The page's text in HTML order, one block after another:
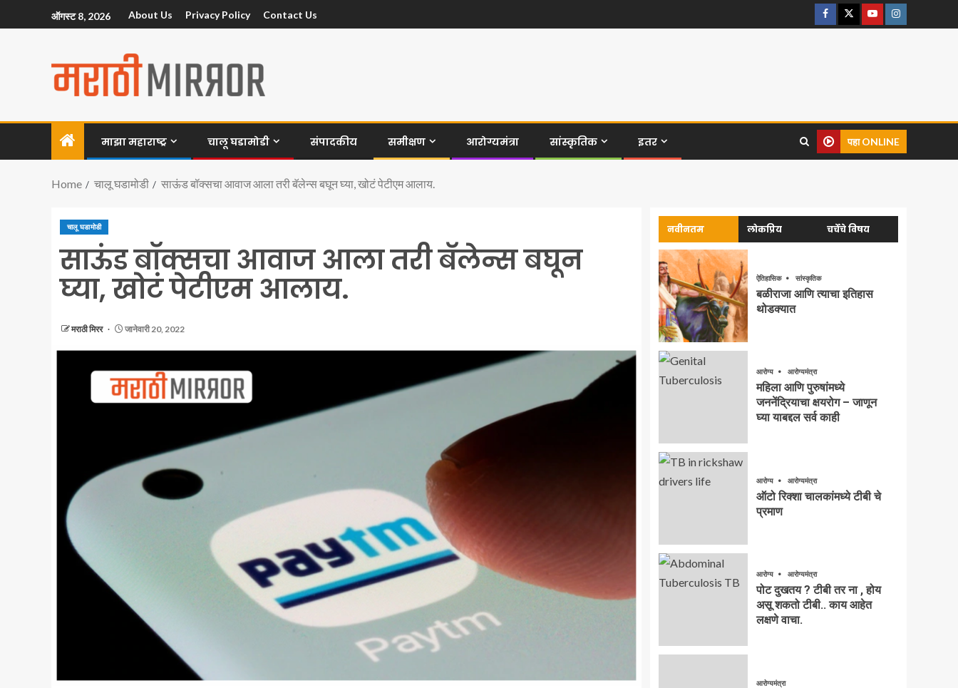
ऑगस्ट 8, 2026 About Us Privacy Policy Contact Us
माझा महाराष्ट्र चालू घडामोडी संपादकीय समीक्षण आरोग्यमंत्रा सांस्कृतिक इतर पहा ONLINE
Home चालू घडामोडी साऊंड बॉक्सचा आवाज आला तरी बॅलेन्स बघून घ्या, खोटं पेटीएम आलाय.
चालू घडामोडी
साऊंड बॉक्सचा आवाज आला तरी बॅलेन्स बघून
घ्या, खोटं पेटीएम आलाय.
मराठी मिरर जानेवारी 20, 2022
नवीनतम लोकप्रिय चर्चेचे विषय
ऐतिहासिक सांस्कृतिक
बळीराजा आणि त्याचा इतिहास
थोडक्यात
आरोग्य आरोग्यमंत्रा
महिला आणि पुरुषांमध्ये
जननेंद्रियाचा क्षयरोग – जाणून
घ्या याबद्दल सर्व काही
आरोग्य आरोग्यमंत्रा
ऑटो रिक्शा चालकांमध्ये टीबी चे
प्रमाण
आरोग्य आरोग्यमंत्रा
पोट दुखतय ? टीबी तर ना , होय
असू शकतो टीबी.. काय आहेत
लक्षणे वाचा.
आरोग्यमंत्रा